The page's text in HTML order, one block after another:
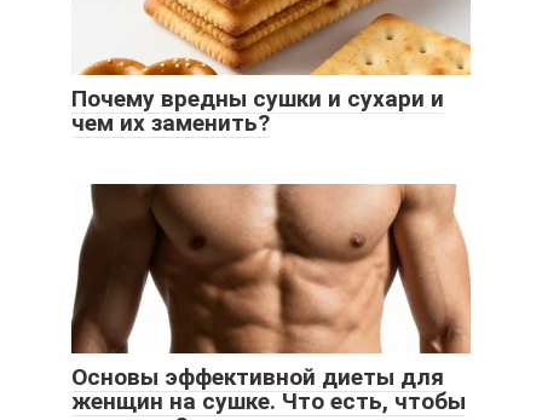
Почему вредны сушки и сухари и
чем их заменить?
Основы эффективной диеты для
женщин на сушке. Что есть, чтобы